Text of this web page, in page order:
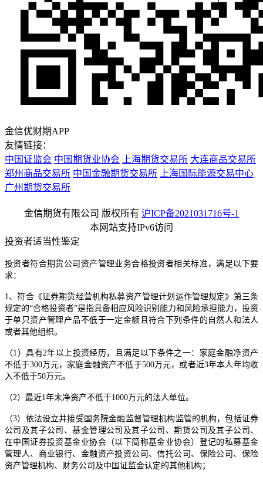
金信优财期APP
友情链接：
中国证监会 中国期货业协会 上海期货交易所 大连商品交易所
郑州商品交易所 中国金融期货交易所 上海国际能源交易中心
广州期货交易所
金信期货有限公司 版权所有 沪ICP备2021031716号-1
本网站支持IPv6访问
投资者适当性鉴定
投资者符合期货公司资产管理业务合格投资者相关标准，满足以下要
求：
1、符合《证券期货经营机构私募资产管理计划运作管理规定》第三条
规定的“合格投资者”是指具备相应风险识别能力和风险承担能力，投资
于单只资产管理产品不低于一定金额且符合下列条件的自然人和法人
或者其他组织。
（1）具有2年以上投资经历，且满足以下条件之一：家庭金融净资产
不低于300万元，家庭金融资产不低于500万元，或者近3年本人年均收
入不低于50万元。
（2）最近1年末净资产不低于1000万元的法人单位。
（3）依法设立并接受国务院金融监督管理机构监管的机构，包括证券
公司及其子公司、基金管理公司及其子公司、期货公司及其子公司、
在中国证券投资基金业协会（以下简称基金业协会）登记的私募基金
管理人、商业银行、金融资产投资公司、信托公司、保险公司、保险
资产管理机构、财务公司及中国证监会认定的其他机构；